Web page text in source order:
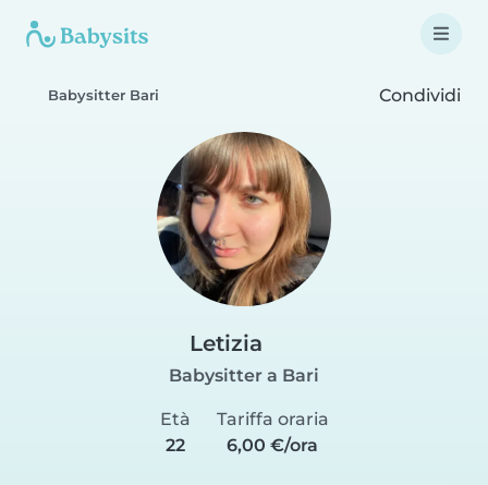
Babysitter Bari Condividi
Letizia
Babysitter a Bari
Età
22
Tariffa oraria
6,00 €/ora